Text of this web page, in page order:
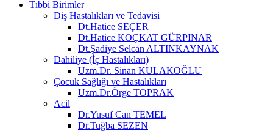
Tıbbi Birimler
Diş Hastalıkları ve Tedavisi
Dt.Hatice SEÇER
Dt.Hatice KOÇKAT GÜRPINAR
Dt.Şadiye Selcan ALTINKAYNAK
Dahiliye (İç Hastalıkları)
Uzm.Dr. Sinan KULAKOĞLU
Çocuk Sağlığı ve Hastalıkları
Uzm.Dr.Örge TOPRAK
Acil
Dr.Yusuf Can TEMEL
Dr.Tuğba SEZEN